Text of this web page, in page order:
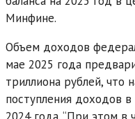
Минфине.
Объем доходов
мае 2025 года
триллиона рублей, что
поступления доходов